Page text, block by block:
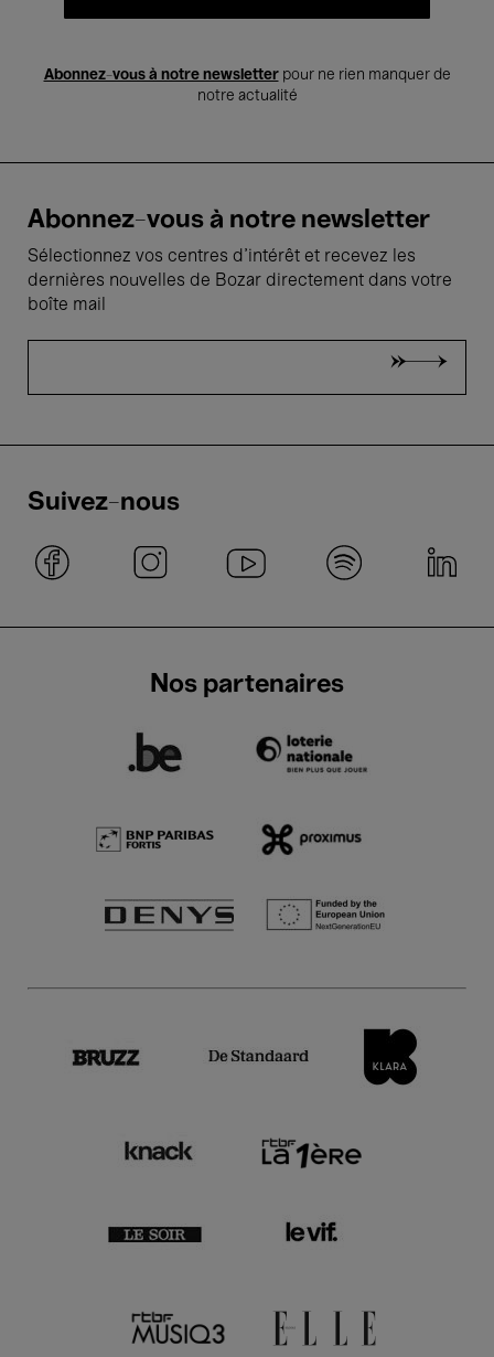
Abonnez-vous à notre newsletterpour ne rien manquer de
notre actualité
Abonnez-vous à notre newsletter
Sélectionnez vos centres d'intérêt et recevez les
dernières nouvelles de Bozar directement dans votre
boîte mail
Suivez-nous
Nos partenaires